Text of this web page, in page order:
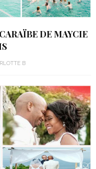
DE MAYCIE
B